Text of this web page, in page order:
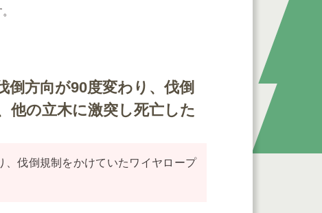
方向が90度変わり、伐倒
他の立木に激突し死亡した
伐倒規制をかけていたワイヤロープ